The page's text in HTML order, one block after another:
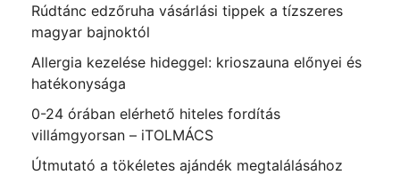
Rúdtánc edzőruha vásárlási tippek a tízszeres
magyar bajnoktól
Allergia kezelése hideggel: krioszauna előnyei és
hatékonysága
0-24 órában elérhető hiteles fordítás
villámgyorsan – iTOLMÁCS
Útmutató a tökéletes ajándék megtalálásához